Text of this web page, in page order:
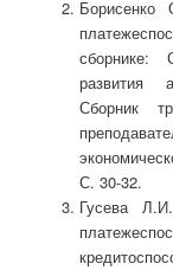
сборнике:
развития
Сборник
С. 30-32.
Гусева